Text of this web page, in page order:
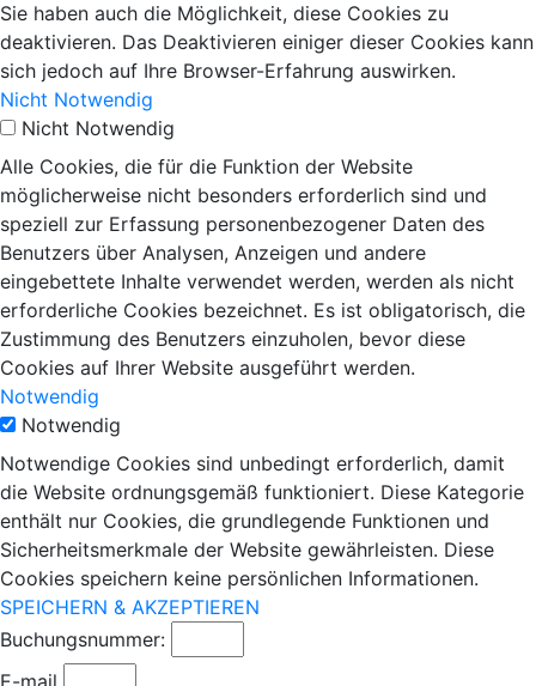
Sie haben auch die Möglichkeit, diese Cookies zu
deaktivieren. Das Deaktivieren einiger dieser Cookies kann
sich jedoch auf Ihre Browser-Erfahrung auswirken.
Nicht Notwendig
Nicht Notwendig
Alle Cookies, die für die Funktion der Website
möglicherweise nicht besonders erforderlich sind und
speziell zur Erfassung personenbezogener Daten des
Benutzers über Analysen, Anzeigen und andere
eingebettete Inhalte verwendet werden, werden als nicht
erforderliche Cookies bezeichnet. Es ist obligatorisch, die
Zustimmung des Benutzers einzuholen, bevor diese
Cookies auf Ihrer Website ausgeführt werden.
Notwendig
Notwendig
Notwendige Cookies sind unbedingt erforderlich, damit
die Website ordnungsgemäß funktioniert. Diese Kategorie
enthält nur Cookies, die grundlegende Funktionen und
Sicherheitsmerkmale der Website gewährleisten. Diese
Cookies speichern keine persönlichen Informationen.
SPEICHERN & AKZEPTIEREN
Buchungsnummer: